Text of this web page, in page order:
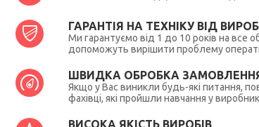
ГАРАНТІЯ НА ТЕХНІКУ ВІД
Ми гарантуємо від 1 до 10 років на все
допоможуть вирішити проблему
ШВИДКА ОБРОБКА
Якщо у Вас виникли будь-які питання,
фахівці, які пройшли навчання у